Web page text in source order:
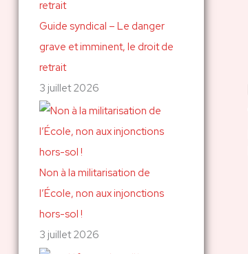
Guide syndical – Le danger
grave et imminent, le droit de
retrait
3 juillet 2026
Non à la militarisation de
l’École, non aux injonctions
hors-sol !
3 juillet 2026